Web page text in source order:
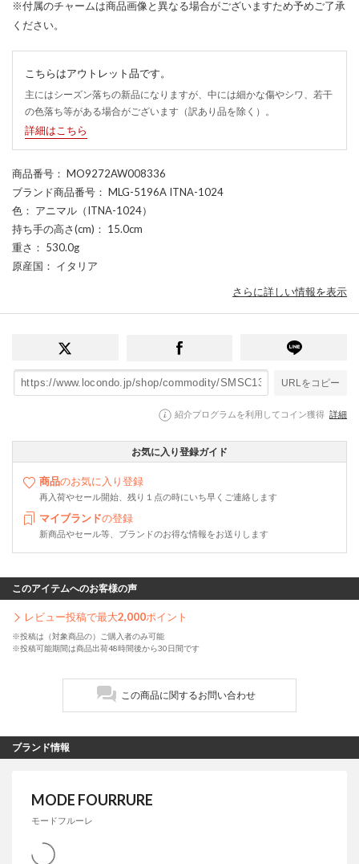
※付属のチャームは商品画像と異なる場合がございますため予めご了承
ください。
こちらはアウトレット品です。
主にはシーズン落ちの新品になりますが、中には細かな傷やシワ、若干
の色落ち等がある場合がございます（訳あり品を除く）。
詳細はこちら
商品番号 ： MO9272AW008336
ブランド商品番号 ： MLG-5196A ITNA-1024
色 ： アニマル（ITNA-1024）
持ち手の高さ(cm) ： 15.0cm
重さ ： 530.0g
原産国 ： イタリア
さらに詳しい情報を表示
URLをコピー
紹介プログラムを利用してコイン獲得 詳細
お気に入り登録ガイド
商品のお気に入り登録
再入荷やセール開始、残り１点の時にいち早くご連絡します
マイブランドの登録
新商品やセール等、ブランドのお得な情報をお送りします
このアイテムへのお客様の声
レビュー投稿で最大2,000ポイント
※投稿は（対象商品の）ご購入者のみ可能
※投稿可能期間は商品出荷48時間後から30日間です
この商品に関するお問い合わせ
ブランド情報
MODE FOURRURE
モードフルーレ